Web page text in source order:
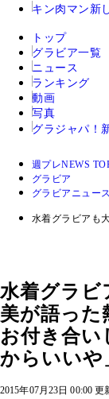
キン肉マン 新
トップ
グラビア一覧
ニュース
ランキング
動画
写真
グラジャパ！
週プレNEWS
グラビア
グラビアニュース
水着グラビアも
水着グラビ
美が語った
お付き合い
からいいや
2015年07月23日 00:00 更